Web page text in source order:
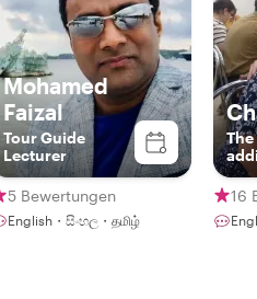
Mohamed
Faizal
Tour Guide
Lecturer
5 Bewertungen
English・සිංහල・தமிழ்
16